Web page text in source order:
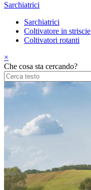
Sarchiatrici
Sarchiatrici
Coltivatore in striscie
Coltivatori rotanti
×
Che cosa sta cercando?